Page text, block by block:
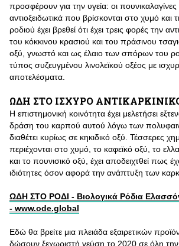
προσφέρουν για την υγεία: οι πουνικαλαγίνες
αντιοξειδωτικά που βρίσκονται στο χυμό
ροδιού έχει βρεθεί ότι έχει τρεις φορές την
του κόκκινου κρασιού και του πράσινου
οξύ, γνωστό και ως έλαιο των σπόρων του
τύπος συζευγμένου λινολεϊκού οξέος με
αποτελέσματα.
ΩΔΗ ΣΤΟ ΙΣΧΥΡΟ
Η επιστημονική κοινότητα έχει μελετήσει
δράση του καρπού αυτού λόγω των
διαθέτει κυρίως σε κηκιδικό οξύ. Τέσσερες
περιέχονται στο χυμό, το καφεϊκό οξύ, το
και το πουνισικό οξύ, έχει αποδειχτθεί πως
ιδιότητες όσον αφορά την ανάπτυξη των
ΩΔΗ ΣΤΟ ΡΟΔΙ - Βιολογικά Ρόδια
- www.ode.global
Εδώ θα βρείτε μια πλειάδα εξαιρετικών
δώσουν ξεχωριστή γεύση το 2020 σε όλη την